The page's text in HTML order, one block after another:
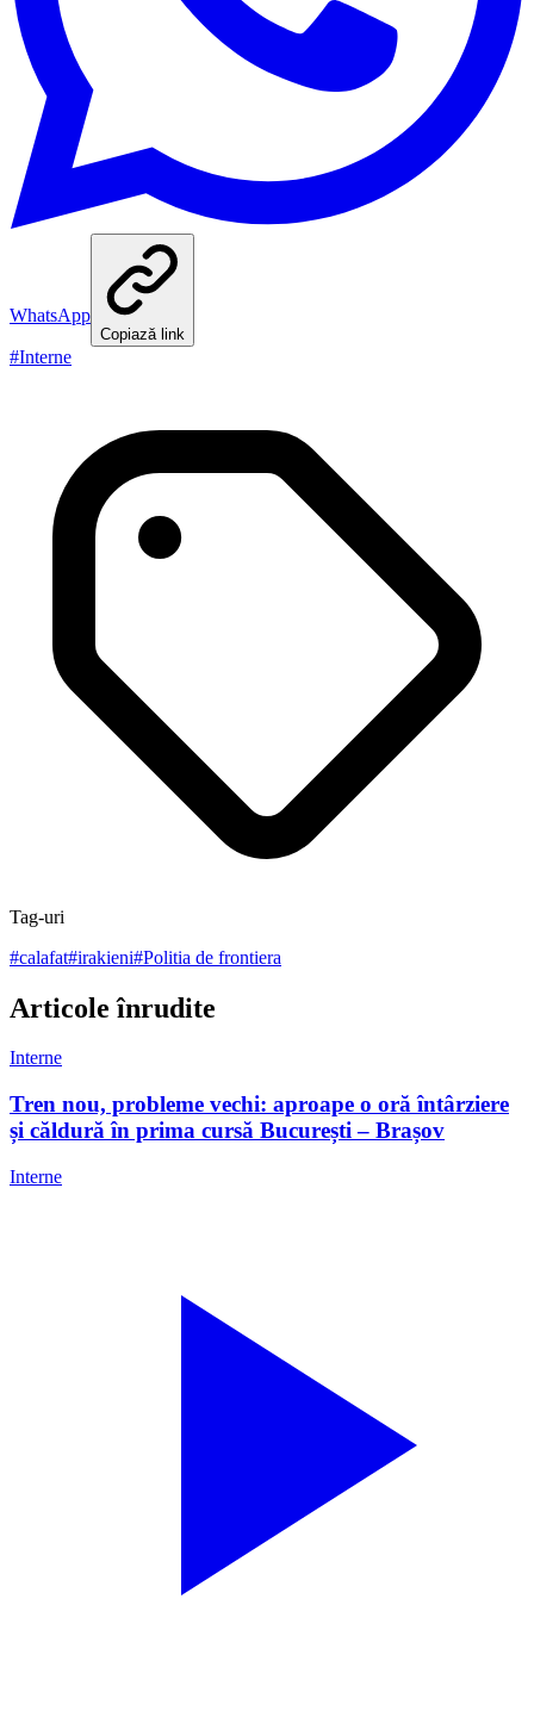
WhatsApp
Copiază link
#Interne
Tag-uri
#calafat#irakieni#Politia de frontiera
Articole înrudite
Interne
Tren nou, probleme vechi: aproape o oră întârziere
și căldură în prima cursă București – Brașov
Interne